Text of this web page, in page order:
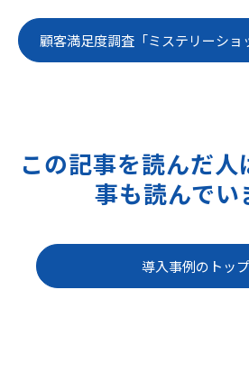
顧客満足度調査「ミステリーショ
この記事を読んだ
事も読んでい
導入事例のトッ